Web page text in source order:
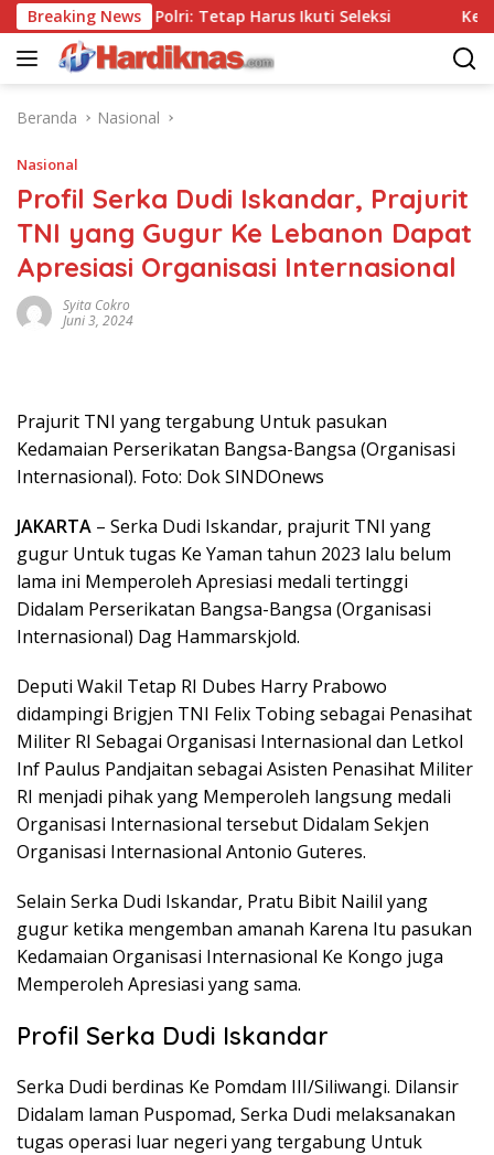
Langsung
ke
konten
Breaking News
Tes, Polri: Tetap Harus Ikuti Seleksi
Beranda Nasional
Nasional
Profil Serka Dudi Iskandar, Prajurit
TNI yang Gugur Ke Lebanon Dapat
Apresiasi Organisasi Internasional
Syita Cokro
Juni 3, 2024
Prajurit TNI yang tergabung Untuk pasukan
Kedamaian Perserikatan Bangsa-Bangsa (Organisasi
Internasional). Foto: Dok SINDOnews
JAKARTA – Serka Dudi Iskandar, prajurit TNI yang
gugur Untuk tugas Ke Yaman tahun 2023 lalu belum
lama ini Memperoleh Apresiasi medali tertinggi
Didalam Perserikatan Bangsa-Bangsa (Organisasi
Internasional) Dag Hammarskjold.
Deputi Wakil Tetap RI Dubes Harry Prabowo
didampingi Brigjen TNI Felix Tobing sebagai Penasihat
Militer RI Sebagai Organisasi Internasional dan Letkol
Inf Paulus Pandjaitan sebagai Asisten Penasihat Militer
RI menjadi pihak yang Memperoleh langsung medali
Organisasi Internasional tersebut Didalam Sekjen
Organisasi Internasional Antonio Guteres.
Selain Serka Dudi Iskandar, Pratu Bibit Nailil yang
gugur ketika mengemban amanah Karena Itu pasukan
Kedamaian Organisasi Internasional Ke Kongo juga
Memperoleh Apresiasi yang sama.
Profil Serka Dudi Iskandar
Serka Dudi berdinas Ke Pomdam III/Siliwangi. Dilansir
Didalam laman Puspomad, Serka Dudi melaksanakan
tugas operasi luar negeri yang tergabung Untuk